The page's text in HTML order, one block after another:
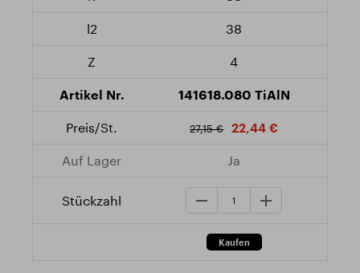
38
4
141618.080 TiAlN
27,15 € 22,44 €
Ja